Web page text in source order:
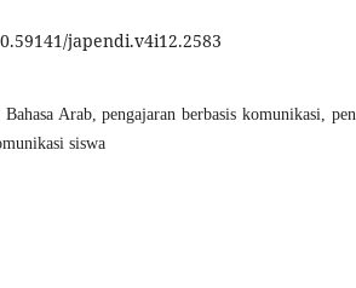
japendi.v4i12.2583
Arab, pengajaran berbasis komunikasi,
siswa